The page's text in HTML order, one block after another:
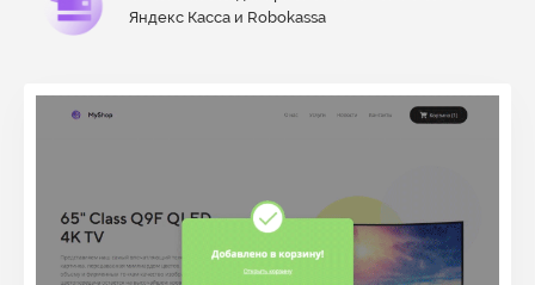
Яндекс Касса и Robokassa